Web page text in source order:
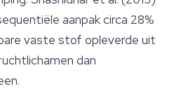
aanpak circa 28%
vaste stof opleverde uit
dan